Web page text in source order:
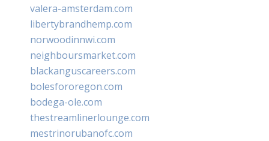
valera-amsterdam.com
libertybrandhemp.com
norwoodinnwi.com
neighboursmarket.com
blackanguscareers.com
bolesfororegon.com
bodega-ole.com
thestreamlinerlounge.com
mestrinorubanofc.com